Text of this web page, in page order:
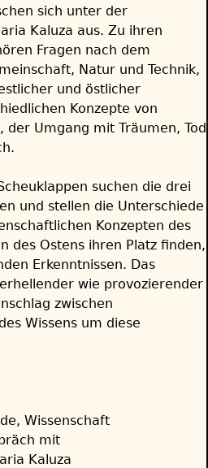
sich unter der
Kaluza aus. Zu ihren
Fragen nach dem
Natur und Technik,
und östlicher
Konzepte von
der Umgang mit Träumen, Tod
suchen die drei
und stellen die Unterschiede
Konzepten des
des Ostens ihren Platz finden,
Erkenntnissen. Das
wie provozierender
zwischen
Wissens um diese
Wissenschaft
mit
Kaluza